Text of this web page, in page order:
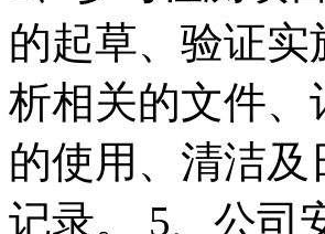
的起草、验证
析相关的文件、
的使用、清洁
记录。 5、公司